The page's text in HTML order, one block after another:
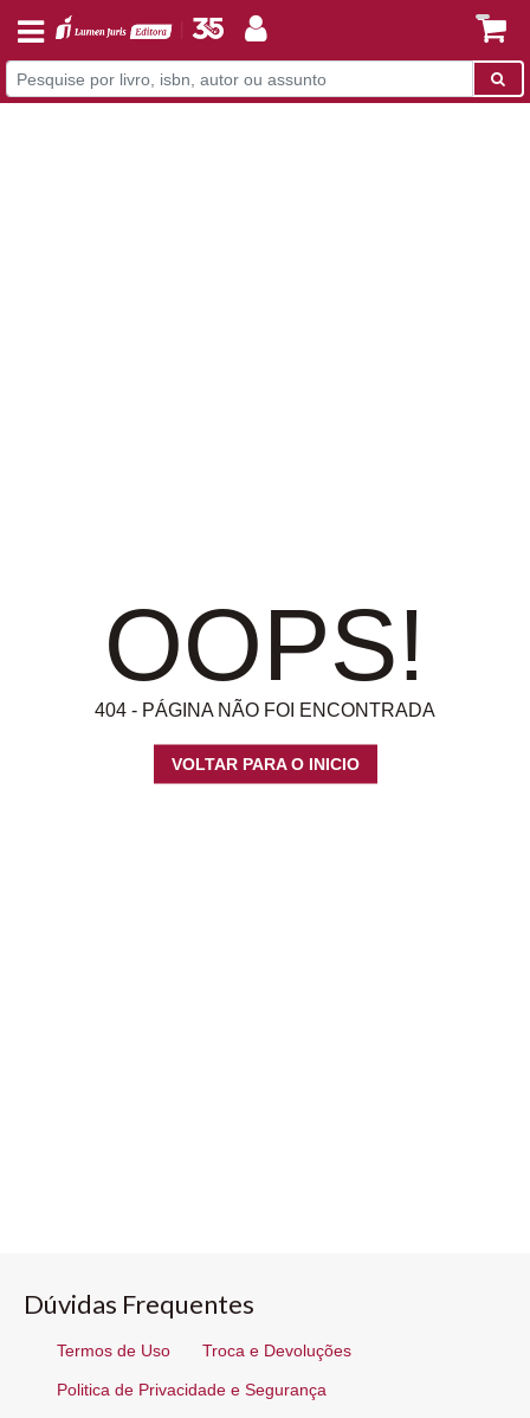
OOPS!
404 - PÁGINA NÃO FOI ENCONTRADA
VOLTAR PARA O INICIO
Dúvidas Frequentes
Termos de Uso Troca e Devoluções
Politica de Privacidade e Segurança